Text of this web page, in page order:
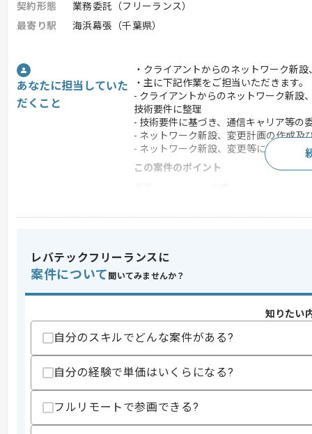
契約形態
業務委託（フリーランス）
最寄り駅
海浜幕張（千葉県）
あなたに担当していた
だくこと
・クライアントからのネットワーク新
・主に下記作業をご担当いただきます。
- クライアントからのネットワーク新設
技術要件に整理
- 技術要件に基づき、通信キャリア等の
- ネットワーク新設、変更計画の作成及
- ネットワーク新設、変更等に関わる問
この案件のポイント
スキル
求めるスキル
歓迎スキル
・FITELnet F70、SIR-G120、FortiGate
・運用管理作業の経験 (サービスカタロ
上記に似た経験やスキルをお持ちであれば申
レバテックフリーランスに
案件について 聞いてみませんか？
知りたい
自分のスキルでどんな案件がある?
自分の経験で単価はいくらになる?
フルリモートで参画できる?